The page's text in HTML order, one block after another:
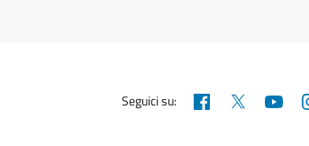
Seguici su: Facebook